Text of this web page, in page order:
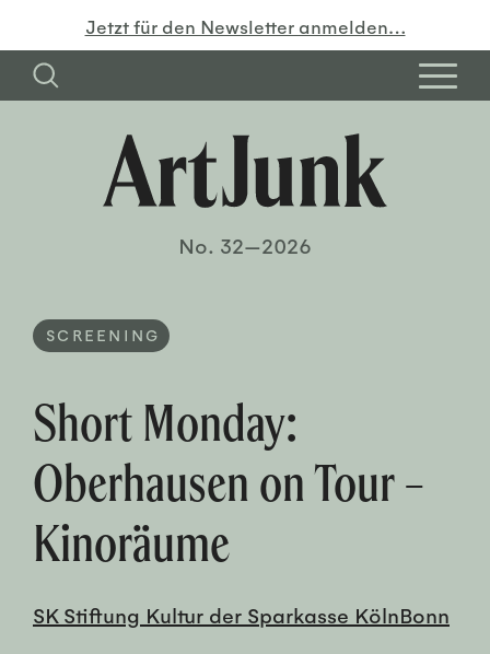
Jetzt für den Newsletter anmelden…
No. 32—2026
SCREENING
Short Monday:
Oberhausen on Tour –
Kinoräume
SK Stiftung Kultur der Sparkasse KölnBonn